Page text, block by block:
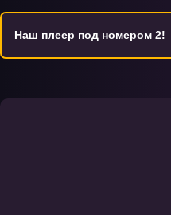
Наш плеер под номером 2!